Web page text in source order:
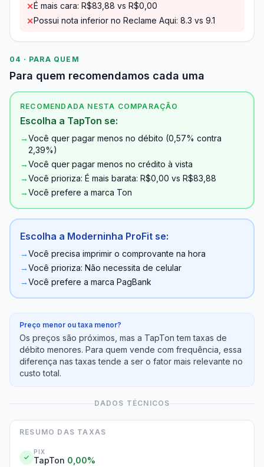
✕É mais cara: R$83,88 vs R$0,00
✕Possui nota inferior no Reclame Aqui: 8.3 vs 9.1
04 · PARA QUEM
Para quem recomendamos cada uma
RECOMENDADA NESTA COMPARAÇÃO
Escolha a TapTon se:
→Você quer pagar menos no débito (0,57% contra
2,39%)
→Você quer pagar menos no crédito à vista
→Você prioriza: É mais barata: R$0,00 vs R$83,88
→Você prefere a marca Ton
Escolha a Moderninha ProFit se:
→Você precisa imprimir o comprovante na hora
→Você prioriza: Não necessita de celular
→Você prefere a marca PagBank
Preço menor ou taxa menor?
Os preços são próximos, mas a TapTon tem taxas de
débito menores. Para quem vende com frequência, essa
diferença nas taxas tende a ser o fator mais relevante no
custo total.
DADOS TÉCNICOS
RESUMO DAS TAXAS
PIX
TapTon 0,00%